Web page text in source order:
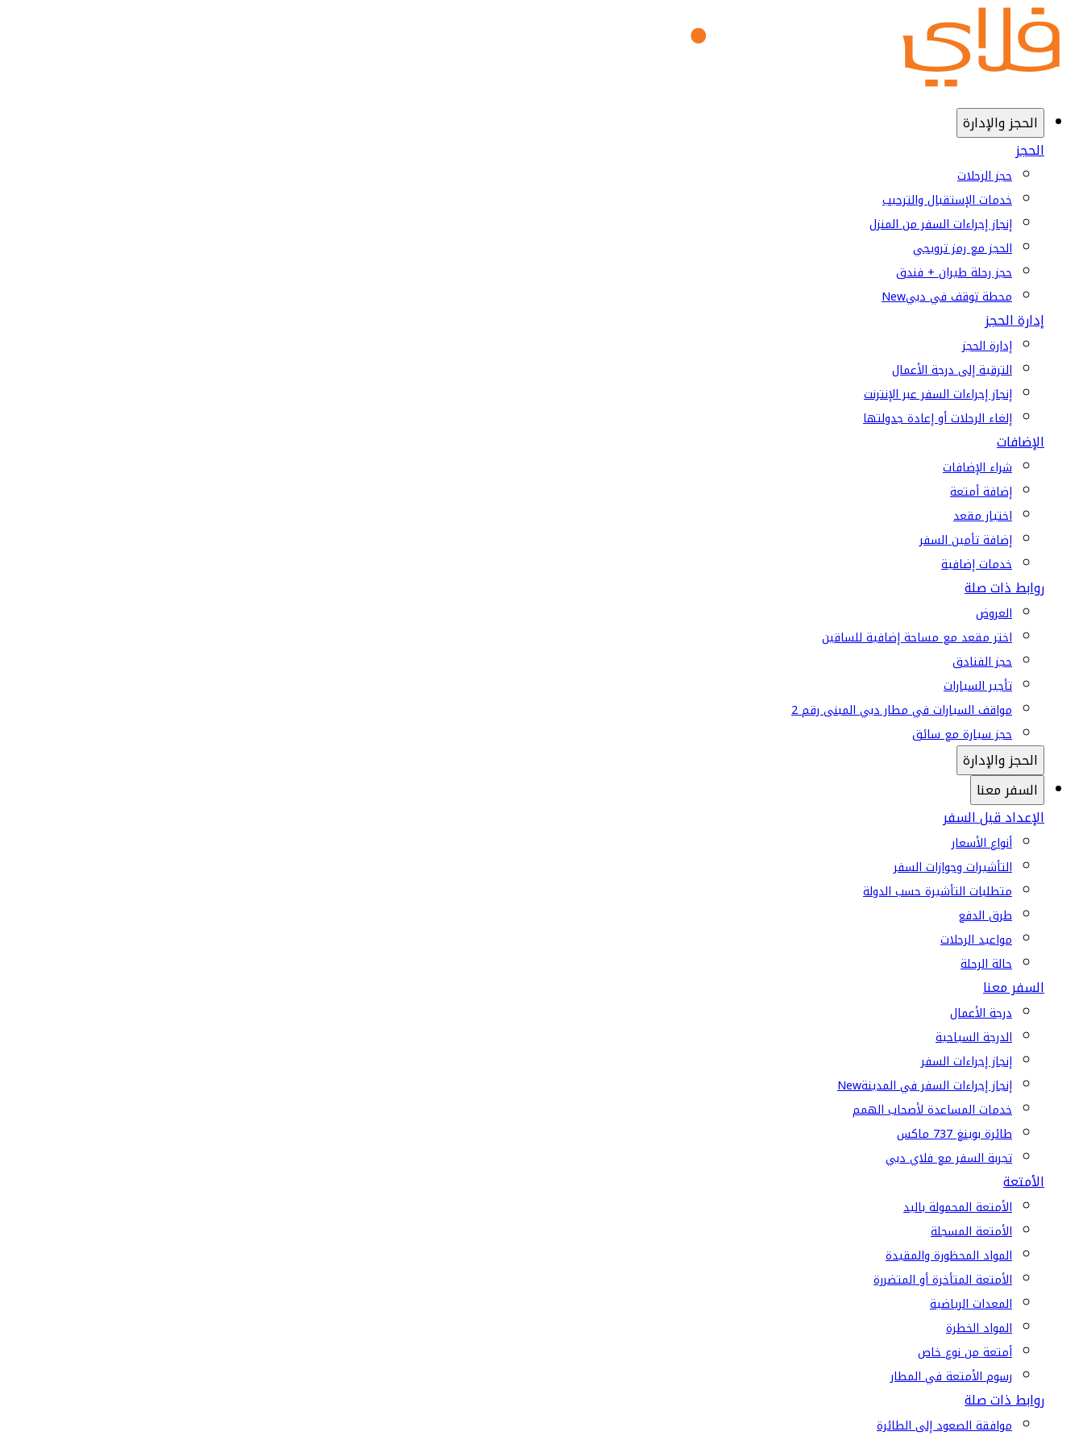
الحجز والإدارة
الحجز
حجز الرحلات
خدمات الإستقبال والترحيب
إنجاز إجراءات السفر من المنزل
الحجز مع رمز ترويجي
حجز رحلة طيران + فندق
محطة توقف في دبيNew
إدارة الحجز
إدارة الحجز
الترقية إلى درجة الأعمال
إنجاز إجراءات السفر عبر الإنترنت
إلغاء الرحلات أو إعادة جدولتها
الإضافات
شراء الإضافات
إضافة أمتعة
اختيار مقعد
إضافة تأمين السفر
خدمات إضافية
روابط ذات صلة
العروض
اختر مقعد مع مساحة إضافية للساقين
حجز الفنادق
تأجير السيارات
مواقف السيارات في مطار دبي المبنى رقم 2
حجز سيارة مع سائق
الحجز والإدارة
السفر معنا
الإعداد قبل السفر
أنواع الأسعار
التأشيرات وجوازات السفر
متطلبات التأشيرة حسب الدولة
طرق الدفع
مواعيد الرحلات
حالة الرحلة
السفر معنا
درجة الأعمال
الدرجة السياحية
إنجاز إجراءات السفر
إنجاز إجراءات السفر في المدينةNew
خدمات المساعدة لأصحاب الهمم
طائرة بوينغ 737 ماكس
تجربة السفر مع فلاي دبي
الأمتعة
الأمتعة المحمولة باليد
الأمتعة المسجلة
المواد المحظورة والمقيدة
الأمتعة المتأخرة أو المتضررة
المعدات الرياضية
المواد الخطرة
أمتعة من نوع خاص
رسوم الأمتعة في المطار
روابط ذات صلة
موافقة الصعود إلى الطائرة